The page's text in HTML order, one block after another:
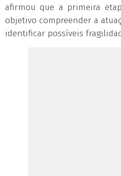
afirmou que a primeira
objetivo compreender a
identificar possíveis